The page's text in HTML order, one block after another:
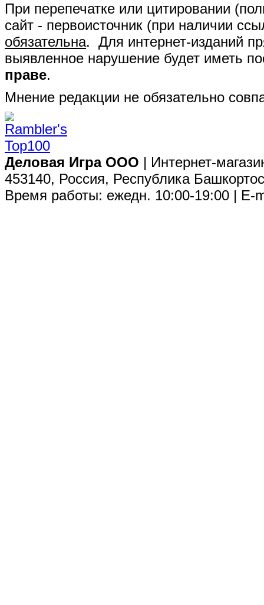
При перепечатке или цитировании
сайт - первоисточник (при наличии
обязательна. Для интернет-изданий
выявленное нарушение будет иметь
праве.
Мнение редакции не обязательно
Деловая Игра ООО | Интернет-
453140, Россия, Республика
Время работы: ежедн. 10:00-19:00 | E-